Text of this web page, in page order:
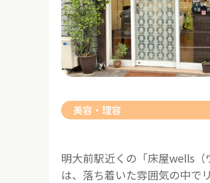
美容・理容
明大前駅近くの「床屋wells（
は、落ち着いた雰囲気の中で